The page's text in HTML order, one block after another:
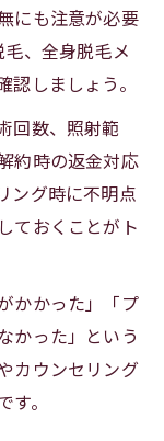
にも注意が必要
、全身脱毛メ
しましょう。
回数、照射範
約時の返金対応
ング時に不明点
ておくことがト
かかった」「プ
かった」という
カウンセリング
。